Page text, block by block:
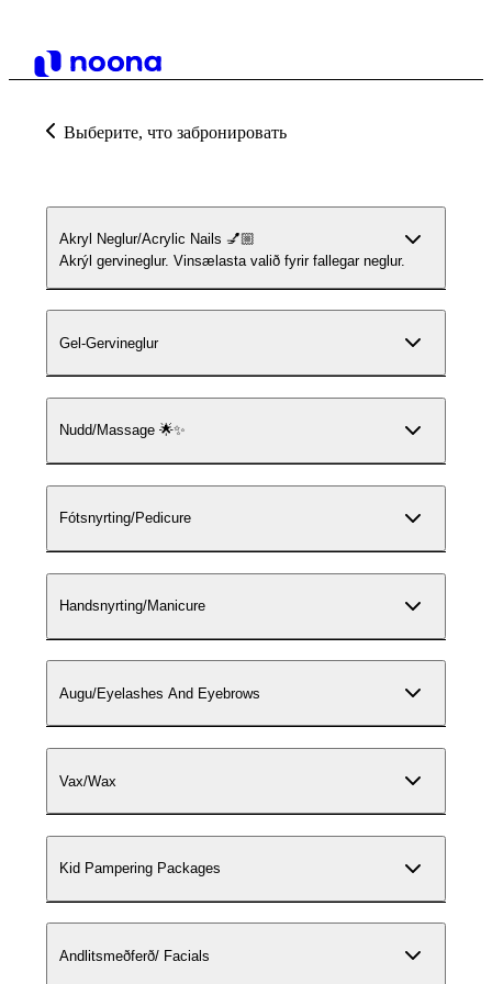
Выберите, что забронировать
Akryl Neglur/Acrylic Nails 💅🏼
Akrýl gervineglur. Vinsælasta valið fyrir fallegar neglur.
Gel-Gervineglur
Nudd/Massage 🌟✨
Fótsnyrting/Pedicure
Handsnyrting/Manicure
Augu/Eyelashes And Eyebrows
Vax/Wax
Kid Pampering Packages
Andlitsmeðferð/ Facials